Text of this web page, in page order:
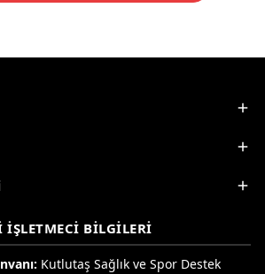
BILGILERI
Kutlutaş Sağlık ve Spor Destek